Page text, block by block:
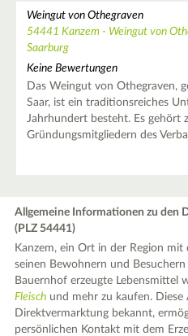
Weingut von Othegraven
54441 Kanzem - Weingut von
Saarburg
Keine Bewertungen
Das Weingut von Othegraven,
Saar, ist ein traditionsreiches
Jahrhundert besteht. Es gehört
Gründungsmitgliedern des
Allgemeine Informationen zu den
(PLZ 54441)
Kanzem, ein Ort in der Region
seinen Bewohnern und
Bauernhof erzeugte Lebensmittel
Fleisch und mehr zu kaufen. Diese
Direktvermarktung bekannt,
persönlichen Kontakt mit dem